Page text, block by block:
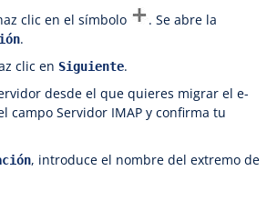
clic en el símbolo
. Se abre la
.
clic en Siguiente.
desde el que quieres migrar el e-
campo Servidor IMAP y confirma tu
, introduce el nombre del extremo de